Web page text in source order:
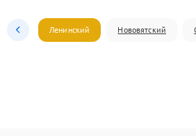
Ленинский Нововятский